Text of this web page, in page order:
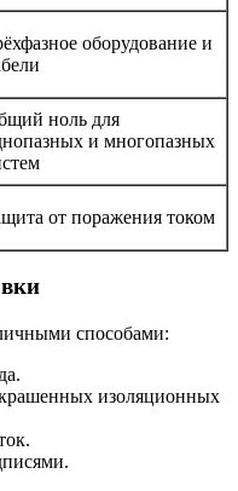
оборудование и
ноль для
и многопазных
от поражения током
способами:
изоляционных